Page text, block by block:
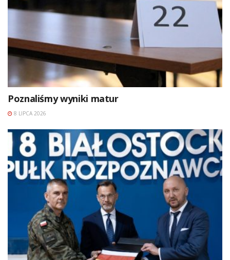
Poznaliśmy wyniki matur
8 LIPCA 2026